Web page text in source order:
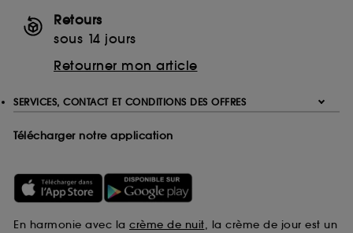
Retours
sous 14 jours
Retourner mon article
SERVICES, CONTACT ET CONDITIONS DES OFFRES
Télécharger notre application
En harmonie avec la crème de nuit, la crème de jour est un